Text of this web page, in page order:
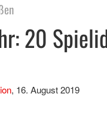
20
, 16. August 2019